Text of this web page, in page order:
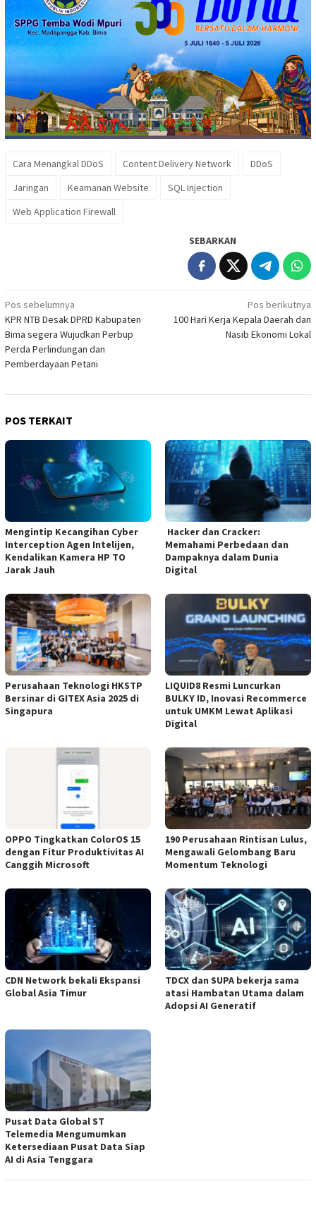
Cara Menangkal DDoS Content Delivery Network
DDoS
Jaringan
Keamanan Website
SQL Injection
Web Application Firewall
SEBARKAN
Navigasi
pos
Pos sebelumnya
KPR NTB Desak DPRD Kabupaten
Bima segera Wujudkan Perbup
Perda Perlindungan dan
Pemberdayaan Petani
Pos berikutnya
100 Hari Kerja Kepala Daerah dan
Nasib Ekonomi Lokal
POS TERKAIT
Mengintip Kecangihan Cyber
Interception Agen Intelijen,
Kendalikan Kamera HP TO
Jarak Jauh
Hacker dan Cracker:
Memahami Perbedaan dan
Dampaknya dalam Dunia
Digital
Perusahaan Teknologi HKSTP
Bersinar di GITEX Asia 2025 di
Singapura
LIQUID8 Resmi Luncurkan
BULKY ID, Inovasi Recommerce
untuk UMKM Lewat Aplikasi
Digital
OPPO Tingkatkan ColorOS 15
dengan Fitur Produktivitas AI
Canggih Microsoft
190 Perusahaan Rintisan Lulus,
Mengawali Gelombang Baru
Momentum Teknologi
CDN Network bekali Ekspansi
Global Asia Timur
TDCX dan SUPA bekerja sama
atasi Hambatan Utama dalam
Adopsi AI Generatif
Pusat Data Global ST
Telemedia Mengumumkan
Ketersediaan Pusat Data Siap
AI di Asia Tenggara